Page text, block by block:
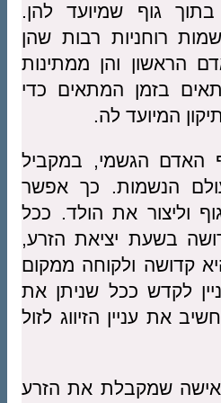
גוף שמיועד להן.
רוחניות רבות שהן
הראשון והן ממתינות
בזמן המתאים כדי
המיועד לה.
האדם הגשמי, במקביל
הנשמות. כך אפשר
וליצור את הולד. ככל
בשעת יציאת הזרע,
קדושה ולקוחה ממקום
לקדש ככל שניתן את
את עניין הזיווג לזול
שמקבלת את הזרע